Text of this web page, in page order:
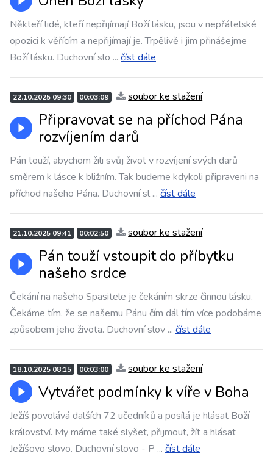
Někteří lidé, kteří nepřijímají Boží lásku, jsou v nepřátelské
opozici k věřícím a nepřijímají je. Trpělivě i jim přinášejme
Boží lásku. Duchovní slo ... číst dále
22.10.2025 09:30 00:03:09 soubor ke stažení
Připravovat se na příchod Pána
rozvíjením darů
Pán touží, abychom žili svůj život v rozvíjení svých darů
směrem k lásce k bližním. Tak budeme kdykoli připraveni na
příchod našeho Pána. Duchovní sl ... číst dále
21.10.2025 09:41 00:02:50 soubor ke stažení
Pán touží vstoupit do příbytku
našeho srdce
Čekání na našeho Spasitele je čekáním skrze činnou lásku.
Čekáme tím, že se našemu Pánu čím dál tím více podobáme
způsobem jeho života. Duchovní slov ... číst dále
18.10.2025 08:15 00:03:00 soubor ke stažení
Vytvářet podmínky k víře v Boha
Ježíš povolává dalších 72 učedníků a posílá je hlásat Boží
království. My máme také slyšet, přijmout, žít a hlásat
Ježíšovo slovo. Duchovní slovo - P ... číst dále